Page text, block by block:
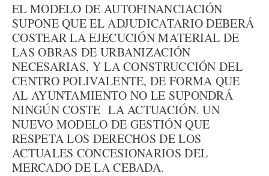
EL MODELO DE AUTOFINANCIACIÓN
SUPONE QUE EL ADJUDICATARIO DEBERÁ
COSTEAR LA EJECUCIÓN MATERIAL DE
LAS OBRAS DE URBANIZACIÓN
NECESARIAS, Y LA CONSTRUCCIÓN DEL
CENTRO POLIVALENTE, DE FORMA QUE
AL AYUNTAMIENTO NO LE SUPONDRÁ
NINGÚN COSTE LA ACTUACIÓN. UN
NUEVO MODELO DE GESTIÓN QUE
RESPETA LOS DERECHOS DE LOS
ACTUALES CONCESIONARIOS DEL
MERCADO DE LA CEBADA.